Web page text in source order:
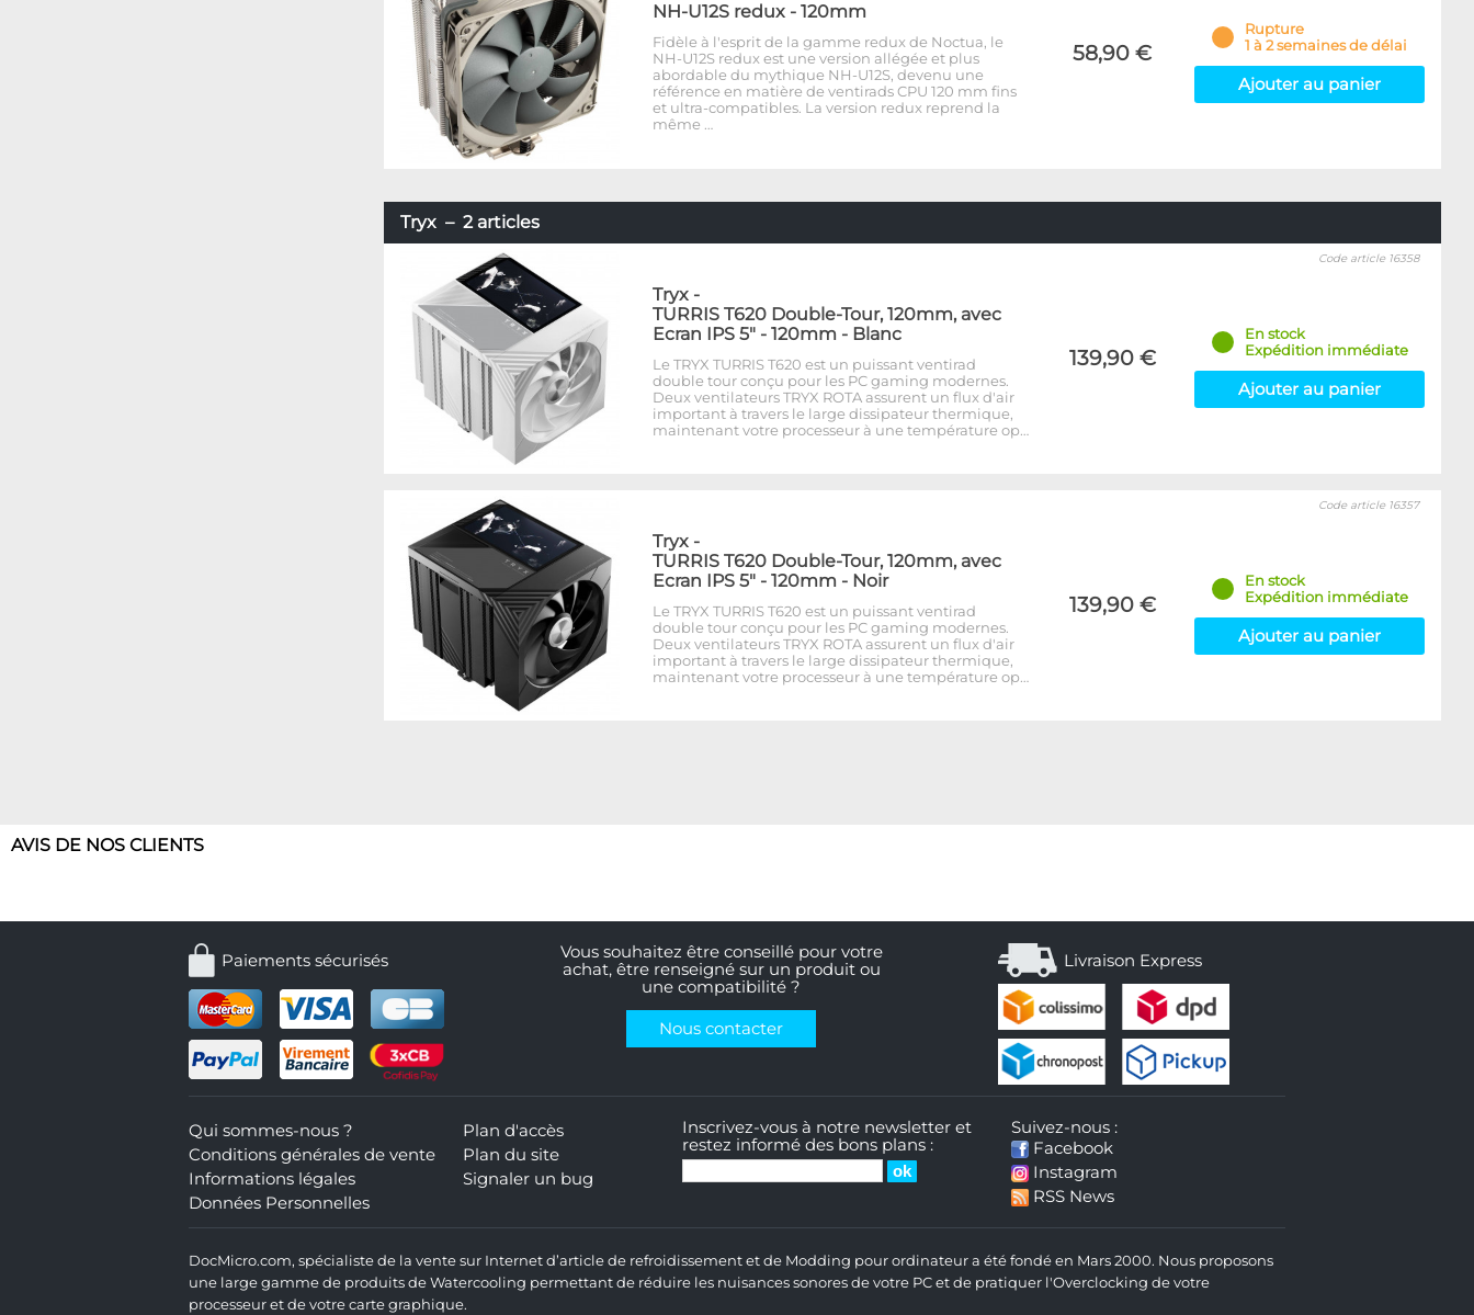
NH-U12S redux - 120mm
Fidèle à l'esprit de la gamme redux de Noctua, le
NH-U12S redux est une version allégée et plus
abordable du mythique NH-U12S, devenu une
référence en matière de ventirads CPU 120 mm fins
et ultra-compatibles. La version redux reprend la
même …
58,90 €
Rupture
1 à 2 semaines de délai
Ajouter au panier
Tryx – 2 articles
Tryx -
TURRIS T620 Double-Tour, 120mm, avec
Ecran IPS 5" - 120mm - Blanc
Le TRYX TURRIS T620 est un puissant ventirad
double tour conçu pour les PC gaming modernes.
Deux ventilateurs TRYX ROTA assurent un flux d'air
important à travers le large dissipateur thermique,
maintenant votre processeur à une température op…
139,90 €
Code article 16358
En stock
Expédition immédiate
Ajouter au panier
Tryx -
TURRIS T620 Double-Tour, 120mm, avec
Ecran IPS 5" - 120mm - Noir
Le TRYX TURRIS T620 est un puissant ventirad
double tour conçu pour les PC gaming modernes.
Deux ventilateurs TRYX ROTA assurent un flux d'air
important à travers le large dissipateur thermique,
maintenant votre processeur à une température op…
139,90 €
Code article 16357
En stock
Expédition immédiate
Ajouter au panier
AVIS DE NOS CLIENTS
Paiements sécurisés
Vous souhaitez être conseillé pour votre
achat, être renseigné sur un produit ou
une compatibilité ?
Nous contacter
Livraison Express
Qui sommes-nous ?
Conditions générales de vente
Informations légales
Données Personnelles
Plan d'accès
Plan du site
Signaler un bug
Inscrivez-vous à notre newsletter et
restez informé des bons plans :
Suivez-nous :
Facebook
Instagram
RSS News
DocMicro.com, spécialiste de la vente sur Internet d’article de refroidissement et de Modding pour ordinateur a été fondé en Mars 2000. Nous proposons
une large gamme de produits de Watercooling permettant de réduire les nuisances sonores de votre PC et de pratiquer l'Overclocking de votre
processeur et de votre carte graphique.